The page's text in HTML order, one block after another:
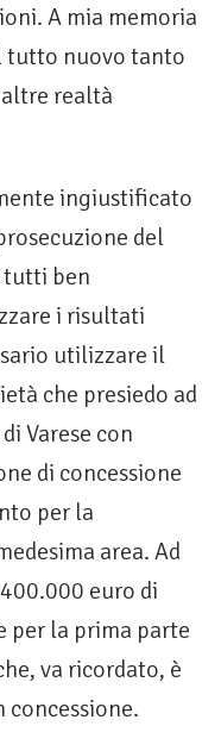
A mia memoria
tutto nuovo tanto
realtà
ingiustificato
del
tutti ben
i risultati
utilizzare il
che presiedo ad
Varese con
di concessione
per la
area. Ad
euro di
per la prima parte
va ricordato, è